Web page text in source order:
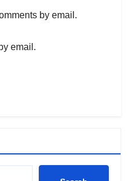
by email.
email.